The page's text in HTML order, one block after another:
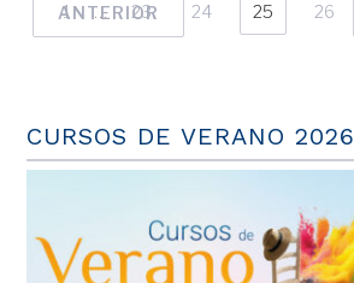
ANTERIOR
1 … 23 24 25 26
CURSOS DE VERANO 2026